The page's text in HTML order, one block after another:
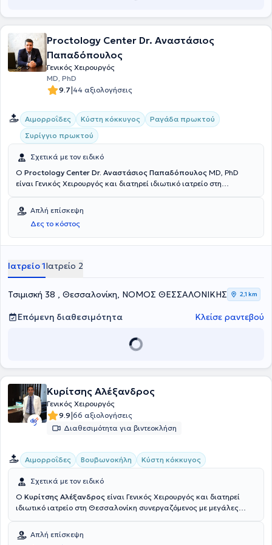
Proctology Center Dr. Αναστάσιος
Παπαδόπουλος
Γενικός Χειρουργός
MD, PhD
9.7|44 αξιολογήσεις
Αιμορροΐδες Κύστη κόκκυγος
Ραγάδα πρωκτού
Συρίγγιο πρωκτού
Σχετικά με τον ειδικό
Ο Proctology Center Dr. Αναστάσιος Παπαδόπουλος MD, PhD
είναι Γενικός Χειρουργός και διατηρεί ιδιωτικό ιατρείο στη
του Αριστοτελείου Πανεπιστημίου Θεσσαλονίκης με μετεκπαίδευση
στη Μεγάλη Βρετανία στο Νοσοκομείο Broomfield, που βρίσκεται
στο Essex. Εκεί εξειδικεύτηκε στην ογκολογική χειρουργική, στην
προχωρημένη (advance) λαπαροσκοπική χειρουργική, στην
επιστροφή του στην Ελλάδα, έγινε συνεργάτης - επιστημονικά
υπεύθυνος του Κέντρου Ορθοπρωκτικών Παθήσεων της
υπεύθυνος ολοκληρωμένης χειρουργικής ομάδας, με την οποία
ογκολογικής χειρουργικής. Τέλος, είναι μέλος σε επιστημονικές
διευρύνει διαρκώς τη γνώση του σε νέα πρωτόκολλα και σε νέες
Απλή επίσκεψη
Δες το κόστος
Ιατρείο 1Ιατρείο 2
Τσιμισκή 38 , Θεσσαλονίκη, ΝΟΜΟΣ ΘΕΣΣΑΛΟΝΙΚΗΣ 2,1 km
Επόμενη διαθεσιμότητα Κλείσε ραντεβού
Κυρίτσης Αλέξανδρος
Γενικός Χειρουργός
9.9|66 αξιολογήσεις
Διαθεσιμότητα για βιντεοκλήση
Αιμορροΐδες Βουβωνοκήλη Κύστη κόκκυγος
Σχετικά με τον ειδικό
Ο Κυρίτσης Αλέξανδρος είναι Γενικός Χειρουργός και διατηρεί
ιδιωτικό ιατρείο στη Θεσσαλονίκη συνεργαζόμενος με μεγάλες
Αριστοτελείου Πανεπιστημίου Θεσσαλονίκης. Εξειδικεύτηκε στη
Γενική Χειρουργική στο "Γενικό Νοσοκομείο Χαλκιδικής", στο 2ο
Απλή επίσκεψη